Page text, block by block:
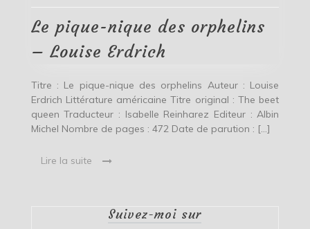
–
Louise
Le pique-nique des orphelins
– Louise Erdrich
Titre : Le pique-nique des orphelins Auteur : Louise
Erdrich Littérature américaine Titre original : The beet
queen Traducteur : Isabelle Reinharez Editeur : Albin
Michel Nombre de pages : 472 Date de parution : […]
Lire la suite
Suivez-moi sur